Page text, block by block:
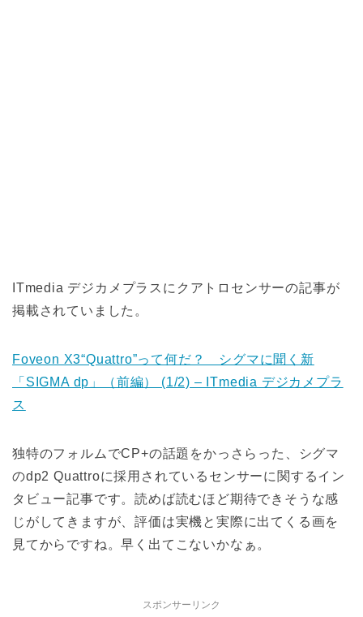
ITmedia デジカメプラスにクアトロセンサーの記事が
掲載されていました。
Foveon X3“Quattro”って何だ？ シグマに聞く新
「SIGMA dp」（前編） (1/2) – ITmedia デジカメプラ
ス
独特のフォルムでCP+の話題をかっさらった、シグマ
のdp2 Quattroに採用されているセンサーに関するイン
タビュー記事です。読めば読むほど期待できそうな感
じがしてきますが、評価は実機と実際に出てくる画を
見てからですね。早く出てこないかなぁ。
スポンサーリンク